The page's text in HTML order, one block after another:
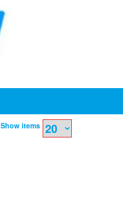
Show items